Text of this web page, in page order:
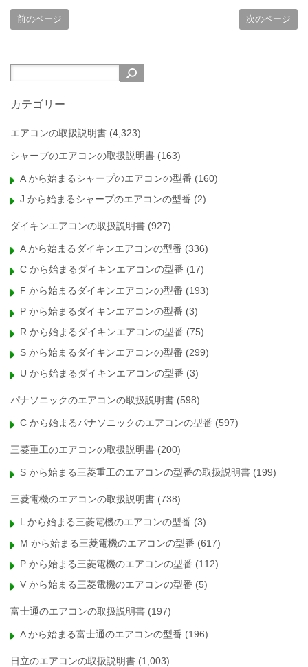
前のページ 次のページ
カテゴリー
エアコンの取扱説明書 (4,323)
シャープのエアコンの取扱説明書 (163)
A から始まるシャープのエアコンの型番 (160)
J から始まるシャープのエアコンの型番 (2)
ダイキンエアコンの取扱説明書 (927)
A から始まるダイキンエアコンの型番 (336)
C から始まるダイキンエアコンの型番 (17)
F から始まるダイキンエアコンの型番 (193)
P から始まるダイキンエアコンの型番 (3)
R から始まるダイキンエアコンの型番 (75)
S から始まるダイキンエアコンの型番 (299)
U から始まるダイキンエアコンの型番 (3)
パナソニックのエアコンの取扱説明書 (598)
C から始まるパナソニックのエアコンの型番 (597)
三菱重工のエアコンの取扱説明書 (200)
S から始まる三菱重工のエアコンの型番の取扱説明書 (199)
三菱電機のエアコンの取扱説明書 (738)
L から始まる三菱電機のエアコンの型番 (3)
M から始まる三菱電機のエアコンの型番 (617)
P から始まる三菱電機のエアコンの型番 (112)
V から始まる三菱電機のエアコンの型番 (5)
富士通のエアコンの取扱説明書 (197)
A から始まる富士通のエアコンの型番 (196)
日立のエアコンの取扱説明書 (1,003)